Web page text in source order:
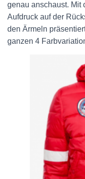
genau anschaust. Mit
Aufdruck auf der
den Ärmeln
ganzen 4